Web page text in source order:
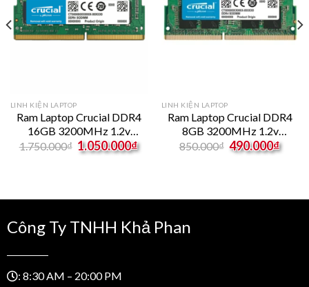
LINH KIỆN LAPTOP
Ram Laptop Crucial DDR4
16GB 3200MHz 1.2v
CT16G4SFS832A
1.750.000₫ Original
price
1.050.000₫
LINH KIỆN LAPTOP
Ram Laptop Crucial DDR4
8GB 3200MHz 1.2v
CT8G4SFS832A
850.000₫ Original
price
490.000₫
Công Ty TNHH Khả Phan
: 8:30 AM – 20:00 PM